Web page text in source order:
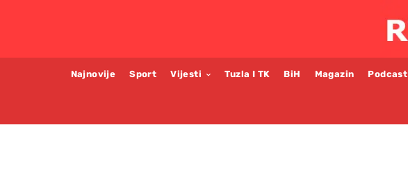
Najnovije Sport Vijesti Tuzla I TK BiH Magazin Podcast